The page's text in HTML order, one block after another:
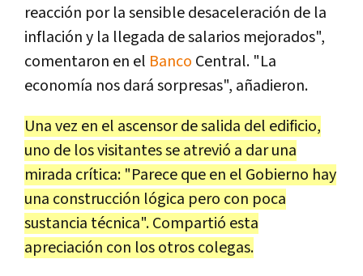
reacción por la sensible desaceleración de la
inflación y la llegada de salarios mejorados",
comentaron en el Banco Central. "La
economía nos dará sorpresas", añadieron.
Una vez en el ascensor de salida del edificio,
uno de los visitantes se atrevió a dar una
mirada crítica: "Parece que en el Gobierno hay
una construcción lógica pero con poca
sustancia técnica". Compartió esta
apreciación con los otros colegas.